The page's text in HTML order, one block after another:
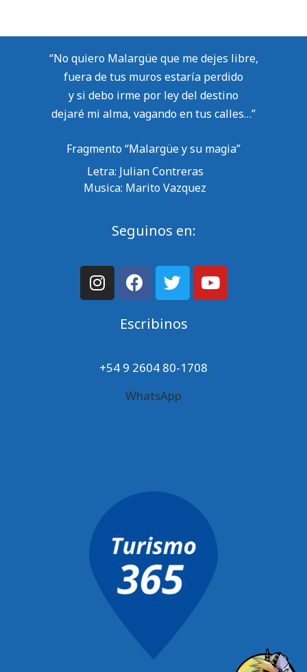
“No quiero Malargüe que me dejes libre,
fuera de tus muros estaría perdido
y si debo irme por ley del destino
dejaré mi alma, vagando en tus calles…”
Fragmento “Malargüe y su magia”
Letra: Julian Contreras
Musica: Marito Vazquez
Seguinos en:
Escribinos
+54 9 2604 80-1708
WhatsApp